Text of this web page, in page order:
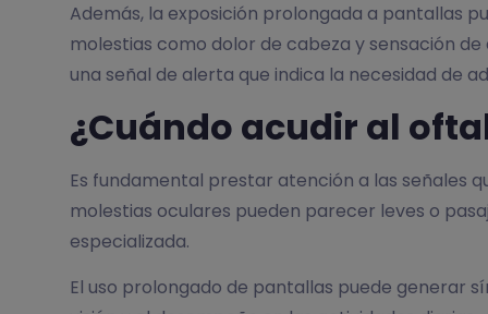
Además, la exposición prolongada a pantallas
molestias como dolor de cabeza y sensación
una señal de alerta que indica la necesidad de
¿Cuándo acudir al
Es fundamental prestar atención a las señales
molestias oculares pueden parecer leves o
especializada.
El uso prolongado de pantallas puede generar